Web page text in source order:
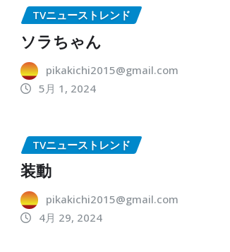
TVニューストレンド
ソラちゃん
pikakichi2015@gmail.com
5月 1, 2024
TVニューストレンド
装動
pikakichi2015@gmail.com
4月 29, 2024